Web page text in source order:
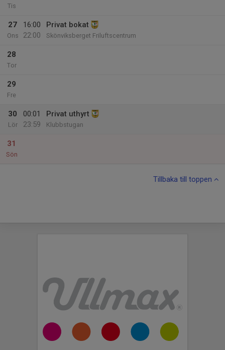
Tis
27
Ons
16:00
22:00
Privat bokat
Skönviksberget Friluftscentrum
28
Tor
29
Fre
30
Lör
00:01
23:59
Privat uthyrt
Klubbstugan
31
Sön
Tillbaka till toppen